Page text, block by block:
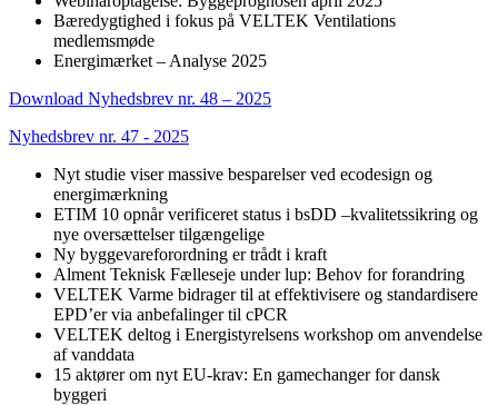
Bæredygtighed i fokus på VELTEK Ventilations
medlemsmøde
Energimærket – Analyse 2025
Download Nyhedsbrev nr. 48 – 2025
Nyhedsbrev nr. 47 - 2025
Nyt studie viser massive besparelser ved ecodesign og
energimærkning
ETIM 10 opnår verificeret status i bsDD –kvalitetssikring og
nye oversættelser tilgængelige
Ny byggevareforordning er trådt i kraft
Alment Teknisk Fælleseje under lup: Behov for forandring
VELTEK Varme bidrager til at effektivisere og standardisere
EPD’er via anbefalinger til cPCR
VELTEK deltog i Energistyrelsens workshop om anvendelse
af vanddata
15 aktører om nyt EU-krav: En gamechanger for dansk
byggeri